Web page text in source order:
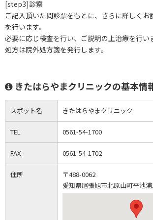
[step3]診察
ご記入頂いた問診票をもとに、さらに詳しくお
を行います。
必要に応じ検査を行い、ご説明の上治療を行い
処方は院外処方箋を発行します。
きたはらやまクリニックの基本情
スポット名 きたはらやまクリニック
TEL 0561-54-1700
FAX 0561-54-1702
住所
〒488-0062
愛知県尾張旭市北原山町平池